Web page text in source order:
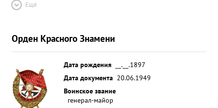
Ещё
Орден Красного Знамени
Дата рождения
__.__.1897
Дата документа 20.06.1949
Воинское звание
генерал-майор